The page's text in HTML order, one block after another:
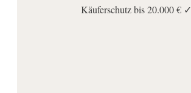
Käuferschutz bis 20.000 € ✓